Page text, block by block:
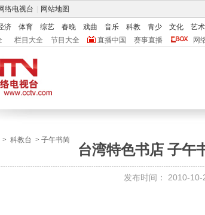
络电视台 网站地图
济 体育 综艺 春晚 戏曲 音乐 科教 青少 文化 艺术
栏目大全 节目大全 直播中国 赛事直播 网
> 科教台 > 子午书简
台湾特色书店 子午
发布时间： 2010-10-